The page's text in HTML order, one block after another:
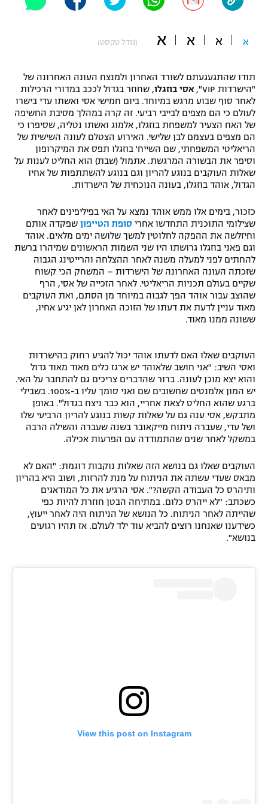
תקנון משתתפים וזוכים בפרסים
תקנון עבור פעילות אלקטרה
תקנון עבור פעילות ספורט 1 – "מרלן"
טניס
גיימינג E-Sports
תנאי שימוש
מדיניות פרטיות
תקנון פעילות ספורט 1
רשיון להקרנה פומבית לבית עסק
הצטרפות לחבילת הערוצים
תגיות
המגזין
כדורמים
פוטבול אמריקאי NFL
בייסבול MLB
ספורט אתגרי ואקסטרים
גיימינג E-Sports
א א א א (גודל טקסט)
תודו שהתגעגעתם לשורד האחרון ולמנצח העונה האחרונה של
"הישרדות VIP",
אסי בוזגלו, שחוזר בגדול לככב במדורי הרכילות
לאחר סוף שבוע מרגש במיוחד. ביום חמישי אסי ואשתו עדי בישרו
לעולם כי הם מצפים לבייבי רביעי. זה קרה במהלך מסיבת החשיפה
של האח הצעיר למשפחת בוזגלו, אלמוג ואשתו נטליה, שסיפרו כי
הם מצפים בעצמם לבן שלישי. האירוע הצטלם לעונה השישית של
הריאליטי המשפחתי, שם השייח' בוזגלו תפס את המיקרופון
וסיפר את הבשורה המרגשת. אתמול (שבת) הוא החליט לענות על
שאלות העוקבים בנוגע להריון וגם בנוגע להשתתפות של אחיו
הגדול, אוהד בוזגלו, בעונה הנוכחית של הישרדות.
כזכור, בימים אלו ממש אוהד נמצא על האי בפיליפינים לאחר
שצילומי התוכנית התחדשו אחרי סופת הטייפון שפקדה אותם
וחיזלשה את ההפקה לחלוטין למשך שלושה ימים מלאים. אוהד
וגם פאני בוזגלו גרושתו היו שני השמות הראשונים שמיהרו ברשת
להחתים לפני למעלה משנה לאחר ההצלחה והרייטינג הגבוה
שזכתה העונה האחרונה של הישרדות – המשחק הכי קשוח
שקיים בעולם תכניות הריאליטי. לאחר הזכייה של אסי, הרף
שהוצב עבור אוהד הפך לגבוה במיוחד מן הסתם, ואת העוקבים
מאוד עניין לדעת את דעתו של הזוכה האחרון לאן יגיע אחיו,
ששונה ממנו מאוד.
העוקבים שאלו האם לדעתו אוהד יכול להגיע רחוק בהישרדות
ואסי השיב: "אני חושב שלאוהד יש ארגז כלים מאוד מאוד גדול
והוא יצא מוכן לעונה. ברור שהדברים צריכים גם להתחבר על האי.
יש המון אלמנטים שחשובים שם ואני סומך עליו ב-100%. בשבילי
ברגע שהוא החליט לצאת אחריי, הוא כבר ניצח בגדול". באופן
מתבקש, אסי ענה גם על שאלות קשות בנוגע להריון הרביעי שלו
ושל עדי, שעברה ניתוח מייקאובר בשנה שעברה והשילה הרבה
במשקל לאחר שנים שהתמודדה עם הפרעות אכילה.
העוקבים שאלו גם בנושא הזה שאלות נוקבות דוגמת: "האם לא
מבאס שעדי עשתה את הניתוח על מנת להרזות, ושוב היא בהריון
ותיהרס כל העבודה הקשה?". אסי הרגיע את כל המודאגים
כשכתב: "לא ייהרס כלום. במתיחה הבטן חוזרת להיות כפי
שהייתה לאחר הניתוח. כל הנושא של הניתוח היה לאחר ייעוץ,
כשידענו שאנחנו רוצים להביא עוד ילד לעולם. אז תהיו רגועים
בנושא".
View this post on Instagram